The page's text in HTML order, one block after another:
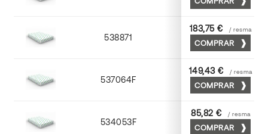
538871 70 x 100
183,75 € / resma
COMPRAR
537064F 63 x 88
149,43 € / resma
COMPRAR
534053F 53 x 75
85,82 € / resma
COMPRAR